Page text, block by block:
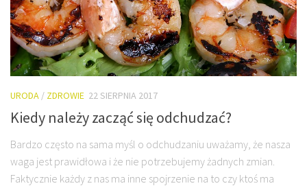
URODA / ZDROWIE 22 SIERPNIA 2017
Kiedy należy zacząć się odchudzać?
Bardzo często na sama myśl o odchudzaniu uważamy, że nasza
waga jest prawidłowa i że nie potrzebujemy żadnych zmian.
Faktycznie każdy z nas ma inne spojrzenie na to czy ktoś ma